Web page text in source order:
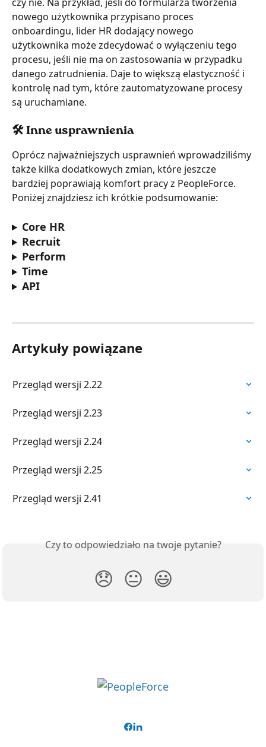
nowego użytkownika przypisano proces
onboardingu, lider HR dodający nowego
użytkownika może zdecydować o wyłączeniu tego
procesu, jeśli nie ma on zastosowania w przypadku
danego zatrudnienia. Daje to większą elastyczność i
kontrolę nad tym, które zautomatyzowane procesy
są uruchamiane.
🛠️ Inne usprawnienia
Oprócz najważniejszych usprawnień wprowadziliśmy
także kilka dodatkowych zmian, które jeszcze
bardziej poprawiają komfort pracy z PeopleForce.
Poniżej znajdziesz ich krótkie podsumowanie:
Core HR
Recruit
Perform
Time
API
Artykuły powiązane
Przegląd wersji 2.22
Przegląd wersji 2.23
Przegląd wersji 2.24
Przegląd wersji 2.25
Przegląd wersji 2.41
Czy to odpowiedziało na twoje pytanie?
😞 😐 😃